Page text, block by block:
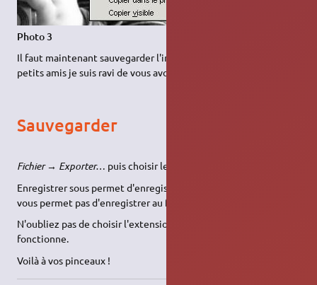
Photo 3
Il faut maintenant sauvegarder l'image. bonne fete a tous mes
petits amis je suis ravi de vous avoir fait ce tutoriel !
Sauvegarder
Fichier → Exporter… puis choisir le nom du fichier.
Enregistrer sous permet d'enregistrer au format xcf mais ne
vous permet pas d'enregistrer au format png/gif
N'oubliez pas de choisir l'extension .gif ou .png pour que ça
fonctionne.
Voilà à vos pinceaux !